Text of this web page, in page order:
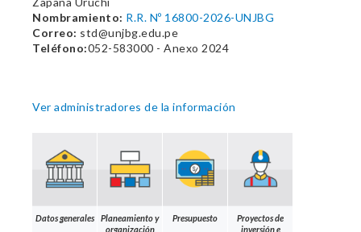
Nombramiento: R.R. Nº 16800-2026-UNJBG
Correo: std@unjbg.edu.pe
Teléfono:052-583000 - Anexo 2024
Ver administradores de la información
Datos generales
Planeamiento y
organización
Presupuesto
Proyectos de
inversión e